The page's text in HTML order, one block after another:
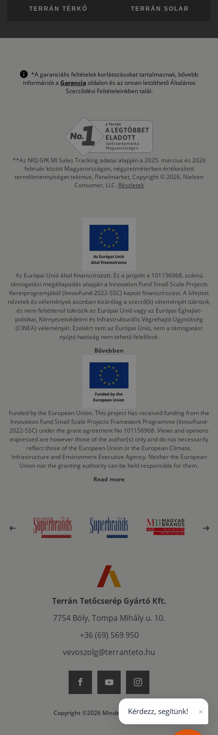
TERRÁN TÉRKŐ TERRÁN SOLAR
*A garanciális feltételek korlátozásokat tartalmaznak, bővebb
információt a Garanciaoldalon és az onnan letölthető Általános
Szerződési Feltételeinkben talál.
**Az NIQ GfK MI Sales Tracking adatai alapján a 2025. március és 2026
február között Magyarországon, négyzetméterben értékesített
termékmennyiséget tekintve, Panelmarket, Copyright © 2026, Nielsen
Consumer, LLC. Részletek
Az Európai Unió által finanszírozott. Ez a projekt a 101156968. számú
támogatási megállapodás alapján a Innovation Fund Small Scale Projects
Keretprogramjából (InnovFund-2022-SSC) kapott finanszírozást. A kifejtett
nézetek és vélemények azonban kizárólag a szerző(k) véleményét tükrözik,
és nem feltétlenül tükrözik az Európai Unió vagy az Európai Éghajlat-
politikai, Környezetvédelmi és Infrastrukturális Végrehajtó Ügynökség
(CINEA) véleményét. Ezekért sem az Európai Unió, sem a támogatást
nyújtó hatóság nem tehető felelőssé.
Bővebben
Funded by the European Union. This project has received funding from the
Innovation Fund Small Scale Projects Framework Programme (InnovFund-
2022-SSC) under the grant agreement No 101156968. Views and opinions
expressed are however those of the author(s) only and do not necessarily
reflect those of the European Union or the European Climate,
Infrastructure and Environment Executive Agency. Neither the European
Union nor the granting authority can be held responsible for them.
Read more
Terrán Tetőcserép Gyártó Kft.
7754 Bóly, Tompa Mihály u. 10.
+36 (69) 569 950
vevoszolg@terranteto.hu
Copyright ©2026 Minden jog fenntartva
Kérdezz, segítünk! ×